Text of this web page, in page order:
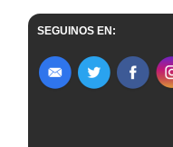
SEGUINOS EN: